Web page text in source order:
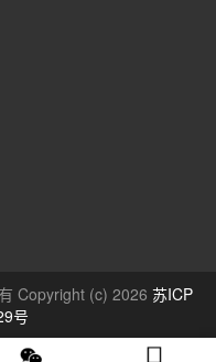
Copyright (c) 2026 苏ICP
号